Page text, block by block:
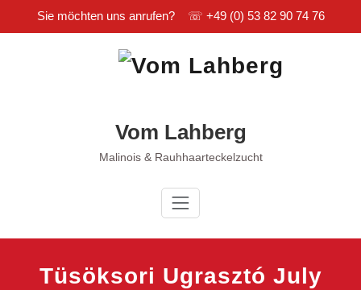
Sie möchten uns anrufen? ☏ +49 (0) 53 82 90 74 76
Vom Lahberg
Malinois & Rauhhaarteckelzucht
Tüsöksori Ugrasztó July